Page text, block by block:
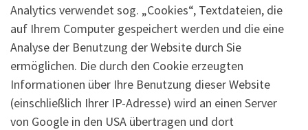
Analytics verwendet sog. „Cookies“, Textdateien, die
auf Ihrem Computer gespeichert werden und die eine
Analyse der Benutzung der Website durch Sie
ermöglichen. Die durch den Cookie erzeugten
Informationen über Ihre Benutzung dieser Website
(einschließlich Ihrer IP-Adresse) wird an einen Server
von Google in den USA übertragen und dort